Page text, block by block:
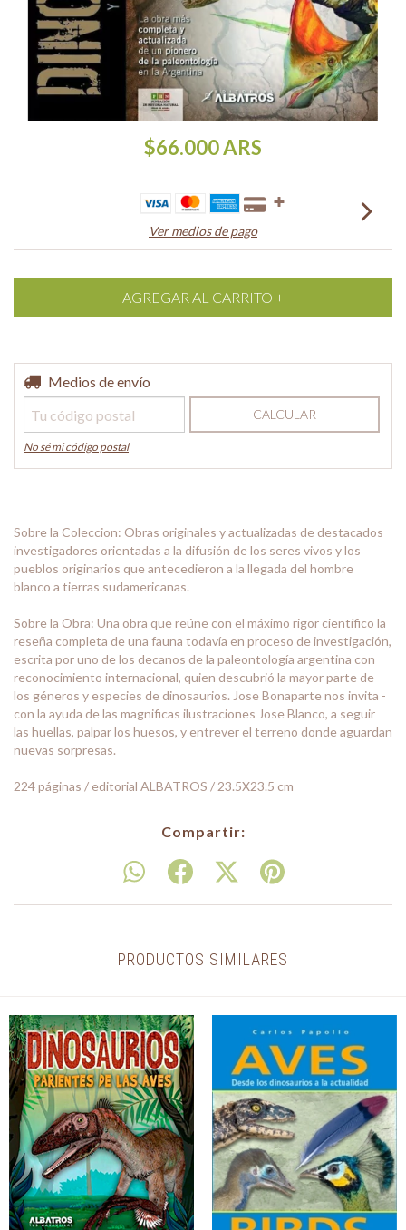
$66.000ARS
Ver medios de pago
Entregas para el CP:
Medios de envío
CALCULAR
No sé mi código postal
Sobre la Coleccion: Obras originales y actualizadas de destacados
investigadores orientadas a la difusión de los seres vivos y los
pueblos originarios que antecedieron a la llegada del hombre
blanco a tierras sudamericanas.
Sobre la Obra: Una obra que reúne con el máximo rigor científico la
reseña completa de una fauna todavía en proceso de investigación,
escrita por uno de los decanos de la paleontología argentina con
reconocimiento internacional, quien descubrió la mayor parte de
los géneros y especies de dinosaurios. Jose Bonaparte nos invita -
con la ayuda de las magnificas ilustraciones Jose Blanco, a seguir
las huellas, palpar los huesos, y entrever el terreno donde aguardan
nuevas sorpresas.
224 páginas / editorial ALBATROS / 23.5X23.5 cm
Compartir:
PRODUCTOS SIMILARES